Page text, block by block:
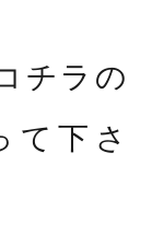
チラの
て下さ